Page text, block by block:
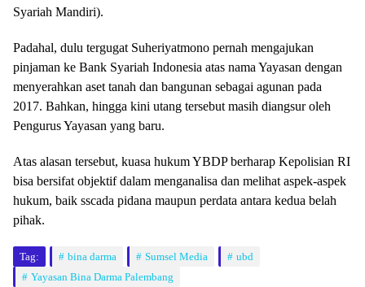
Syariah Mandiri).
Padahal, dulu tergugat Suheriyatmono pernah mengajukan
pinjaman ke Bank Syariah Indonesia atas nama Yayasan dengan
menyerahkan aset tanah dan bangunan sebagai agunan pada
2017. Bahkan, hingga kini utang tersebut masih diangsur oleh
Pengurus Yayasan yang baru.
Atas alasan tersebut, kuasa hukum YBDP berharap Kepolisian RI
bisa bersifat objektif dalam menganalisa dan melihat aspek-aspek
hukum, baik sscada pidana maupun perdata antara kedua belah
pihak.
Tag: bina darma Sumsel Media
ubd
Yayasan Bina Darma Palembang